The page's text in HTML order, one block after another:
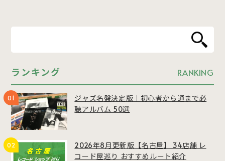
ランキング RANKING
ジャズ名盤決定版｜初心者から通まで必
聴アルバム 50選
2026年8月更新版【名古屋】 34店舗 レ
コード屋巡り おすすめルート紹介